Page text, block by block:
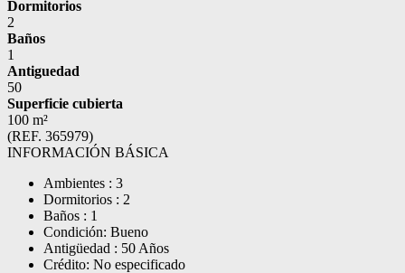
Dormitorios
2
Baños
1
Antiguedad
50
Superficie cubierta
100 m²
(REF. 365979)
INFORMACIÓN BÁSICA
Ambientes : 3
Dormitorios : 2
Baños : 1
Condición: Bueno
Antigüedad : 50 Años
Crédito: No especificado